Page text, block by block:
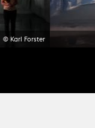
© Karl Forster